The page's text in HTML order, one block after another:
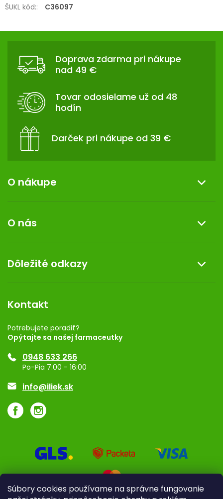
Súbory cookies používame na správne fungovanie
ŠUKL kód:: C36097
Z
Doprava zdarma pri nákupe
nad 49 €
Tovar odosielame už od 48
hodín
Darček pri nákupe od 39 €
O nákupe
Reklamácia a vrátenie tovaru
Doprava a platba
Darček k nákupu
O nás
Kontakt
Dermocentrum
Dôležité odkazy
Rozhodnutie na prevádzku
Registrácia
Ponuka pre firmy
Značky
Kontakt
Potrebujete poradiť?
Opýtajte sa našej farmaceutky
0948 633 266
Po-Pia 7:00 - 16:00
info@iliek.sk